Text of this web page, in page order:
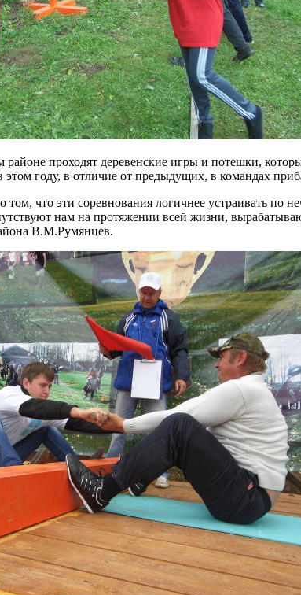
проходят деревенские игры и потешки,
этом году, в отличие от предыдущих, в командах
том, что эти соревнования логичнее устраивать
нам на протяжении всей жизни,
В.М.Румянцев.